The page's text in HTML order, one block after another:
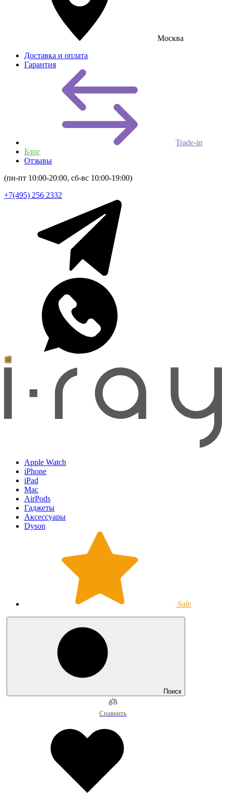
Москва
Доставка и оплата
Гарантия
Trade-in
Блог
Отзывы
(пн-пт 10:00-20:00, сб-вс 10:00-19:00)
+7(495) 256 2332
Apple Watch
iPhone
iPad
Mac
AirPods
Гаджеты
Аксессуары
Dyson
Sale
Поиск
Сравнить